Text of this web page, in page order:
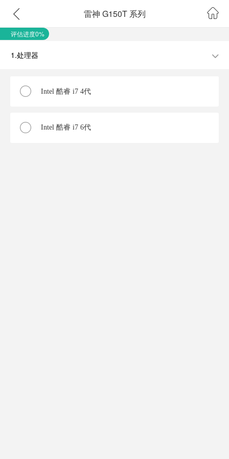
雷神 G150T 系列
评估进度0%
1.处理器
Intel 酷睿 i7 4代
Intel 酷睿 i7 6代